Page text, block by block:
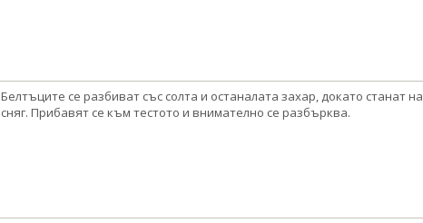
Белтъците се разбиват със солта и останалата захар, докато станат на
сняг. Прибавят се към тестото и внимателно се разбърква.